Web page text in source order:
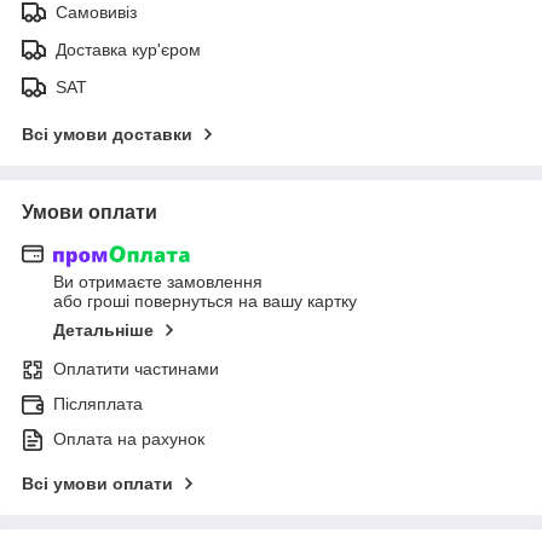
Самовивіз
Доставка кур'єром
SAT
Всі умови доставки
Умови оплати
Ви отримаєте замовлення
або гроші повернуться на вашу картку
Детальніше
Оплатити частинами
Післяплата
Оплата на рахунок
Всі умови оплати